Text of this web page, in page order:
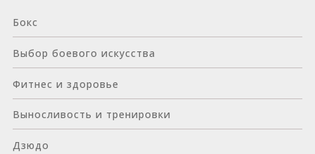
Бокс
Выбор боевого искусства
Фитнес и здоровье
Выносливость и тренировки
Дзюдо